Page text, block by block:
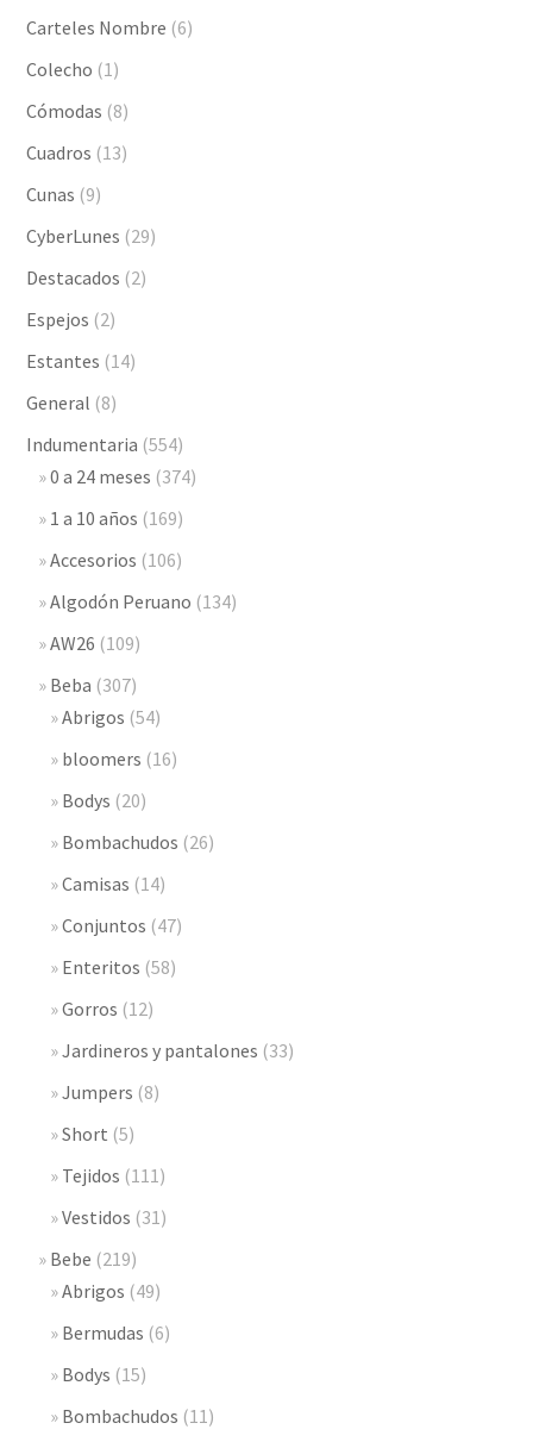
Carteles Nombre (6)
Colecho (1)
Cómodas (8)
Cuadros (13)
Cunas (9)
CyberLunes (29)
Destacados (2)
Espejos (2)
Estantes (14)
General (8)
Indumentaria (554)
0 a 24 meses (374)
1 a 10 años (169)
Accesorios (106)
Algodón Peruano (134)
AW26 (109)
Beba (307)
Abrigos (54)
bloomers (16)
Bodys (20)
Bombachudos (26)
Camisas (14)
Conjuntos (47)
Enteritos (58)
Gorros (12)
Jardineros y pantalones (33)
Jumpers (8)
Short (5)
Tejidos (111)
Vestidos (31)
Bebe (219)
Abrigos (49)
Bermudas (6)
Bodys (15)
Bombachudos (11)